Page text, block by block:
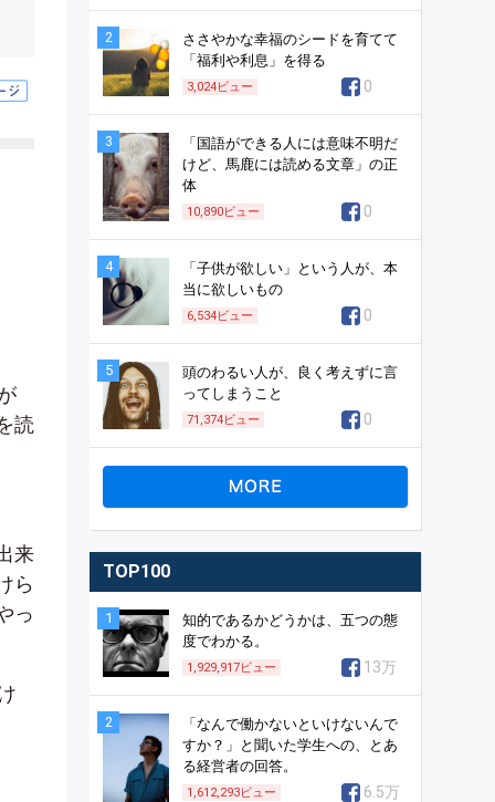
読
来
ら
っ
2
ささやかな幸福のシードを育てて
「福利や利息」を得る
3,024ビュー 0
3
「国語ができる人には意味不明だ
けど、馬鹿には読める文章」の正
体
10,890ビュー 0
4
「子供が欲しい」という人が、本
当に欲しいもの
6,534ビュー 0
5
頭のわるい人が、良く考えずに言
ってしまうこと
71,374ビュー 0
TOP100
1
知的であるかどうかは、五つの態
度でわかる。
1,929,917ビュー 13万
2
「なんで働かないといけないんで
すか？」と聞いた学生への、とあ
る経営者の回答。
1,612,293ビュー 6.5万